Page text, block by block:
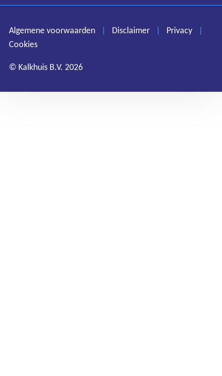
Cookies
Algemene voorwaarden | Disclaimer | Privacy
|
Cookies
© Kalkhuis B.V. 2026